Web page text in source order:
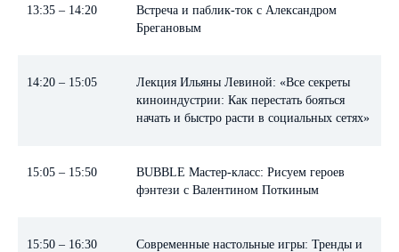
13:35 – 14:20
Встреча и паблик-ток с Александром
Брегановым
14:20 – 15:05
Лекция Ильяны Левиной: «Все секреты
киноиндустрии: Как перестать бояться
начать и быстро расти в социальных сетях»
15:05 – 15:50
BUBBLE Мастер-класс: Рисуем героев
фэнтези с Валентином Поткиным
15:50 – 16:30
Современные настольные игры: Тренды и